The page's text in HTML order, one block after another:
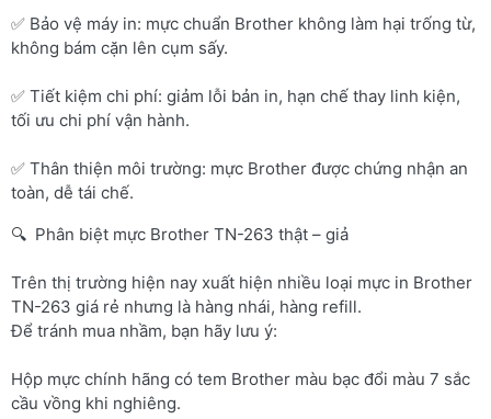
✅ Bảo vệ máy in: mực chuẩn Brother không làm hại trống từ,
không bám cặn lên cụm sấy.
✅ Tiết kiệm chi phí: giảm lỗi bản in, hạn chế thay linh kiện,
tối ưu chi phí vận hành.
✅ Thân thiện môi trường: mực Brother được chứng nhận an
toàn, dễ tái chế.
🔍 Phân biệt mực Brother TN-263 thật – giả
Trên thị trường hiện nay xuất hiện nhiều loại mực in Brother
TN-263 giá rẻ nhưng là hàng nhái, hàng refill.
Để tránh mua nhầm, bạn hãy lưu ý:
Hộp mực chính hãng có tem Brother màu bạc đổi màu 7 sắc
cầu vồng khi nghiêng.